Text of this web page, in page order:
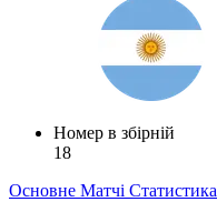
Номер в збірній
18
Основне Матчі Статистика